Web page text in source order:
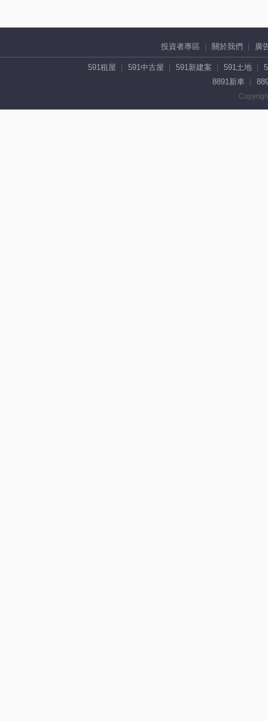
投資者專區 關於我們 廣
591租屋 591中古屋 591新建案 591土地
8891新車